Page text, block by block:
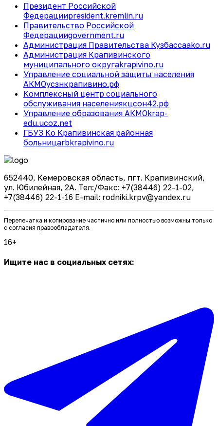
Президент Российской
Федерацииpresident.kremlin.ru
Правительство Российской
Федерацииgovernment.ru
Администрация Правительства Кузбассаako.ru
Администрация Крапивинского
муниципального округаkrapivino.ru
Управление социальной защиты населения
АКМОусзнкрапивино.рф
Комплексный центр социального
обслуживания населениякцсон42.рф
Управление образования АКМОkrap-
edu.ucoz.net
ГБУЗ Ко Крапивинская районная
больницаrbkrapivino.ru
652440, Кемеровская область, пгт. Крапивинский,
ул. Юбилейная, 2А. Тел:/Факс: +7(38446) 22-1-02,
+7(38446) 22-1-16 E-mail: rodniki.krpv@yandex.ru
Перепечатка и копирование частично или полностью возможны только
с согласия правообладателя.
16+
Ищите нас в социальных сетях: